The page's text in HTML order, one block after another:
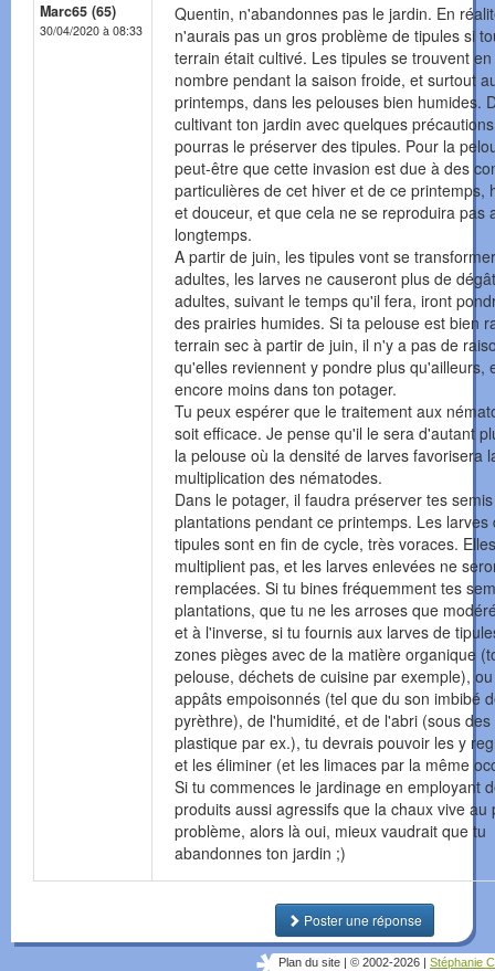
Marc65 (65)
30/04/2020 à 08:33
Quentin, n'abandonnes pas le jardin. En
n'aurais pas un gros problème de tipules si
terrain était cultivé. Les tipules se trouvent
nombre pendant la saison froide, et surtout
printemps, dans les pelouses bien humides.
cultivant ton jardin avec quelques
pourras le préserver des tipules. Pour la
peut-être que cette invasion est due à des
particulières de cet hiver et de ce printemps,
et douceur, et que cela ne se reproduira pas
longtemps.
A partir de juin, les tipules vont se
adultes, les larves ne causeront plus de
adultes, suivant le temps qu'il fera, iront
des prairies humides. Si ta pelouse est bien
terrain sec à partir de juin, il n'y a pas de
qu'elles reviennent y pondre plus qu'ailleurs,
encore moins dans ton potager.
Tu peux espérer que le traitement aux
soit efficace. Je pense qu'il le sera d'autant
la pelouse où la densité de larves favorisera
multiplication des nématodes.
Dans le potager, il faudra préserver tes
plantations pendant ce printemps. Les larves
tipules sont en fin de cycle, très voraces.
multiplient pas, et les larves enlevées ne
remplacées. Si tu bines fréquemment tes
plantations, que tu ne les arroses que
et à l'inverse, si tu fournis aux larves de
zones pièges avec de la matière organique
pelouse, déchets de cuisine par exemple),
appâts empoisonnés (tel que du son imbibé
pyrèthre), de l'humidité, et de l'abri (sous des
plastique par ex.), tu devrais pouvoir les y
et les éliminer (et les limaces par la même
Si tu commences le jardinage en employant
produits aussi agressifs que la chaux vive au
problème, alors là oui, mieux vaudrait que tu
abandonnes ton jardin ;)
Poster une réponse
Plan du site © 2002-2026 Stéphanie C